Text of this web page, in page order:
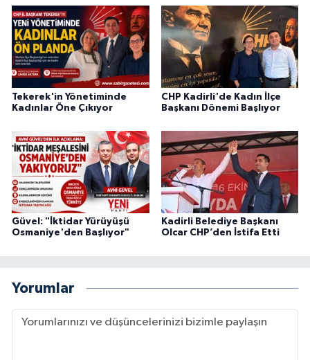
Tekerek'in Yönetiminde
Kadınlar Öne Çıkıyor
CHP Kadirli'de Kadın İlçe
Başkanı Dönemi Başlıyor
Güvel: "İktidar Yürüyüşü
Osmaniye'den Başlıyor"
Kadirli Belediye Başkanı
Olcar CHP’den İstifa Etti
Yorumlar